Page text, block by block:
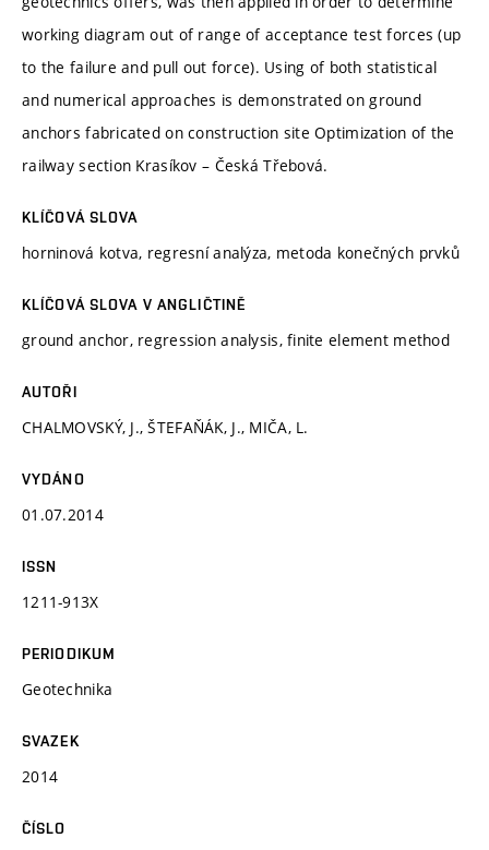
working diagram out of range of acceptance test forces (up
to the failure and pull out force). Using of both statistical
and numerical approaches is demonstrated on ground
anchors fabricated on construction site Optimization of the
railway section Krasíkov – Česká Třebová.
KLÍČOVÁ SLOVA
horninová kotva, regresní analýza, metoda konečných prvků
KLÍČOVÁ SLOVA V ANGLIČTINĚ
ground anchor, regression analysis, finite element method
AUTOŘI
CHALMOVSKÝ, J., ŠTEFAŇÁK, J., MIČA, L.
VYDÁNO
01.07.2014
ISSN
1211-913X
PERIODIKUM
Geotechnika
SVAZEK
2014
ČÍSLO